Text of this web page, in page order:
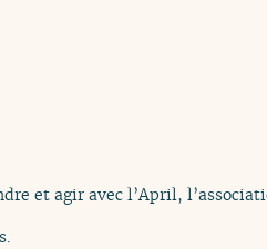
et agir avec l’April,